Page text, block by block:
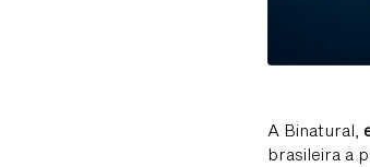
A Binatural,
brasileira a